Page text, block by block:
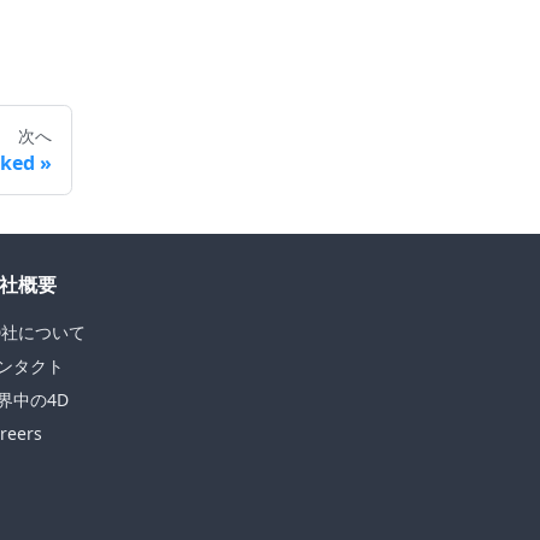
次へ
概要
について
タクト
中の4D